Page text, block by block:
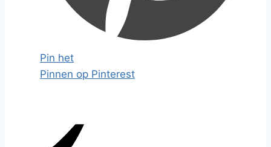
Pin het
Pinnen op Pinterest